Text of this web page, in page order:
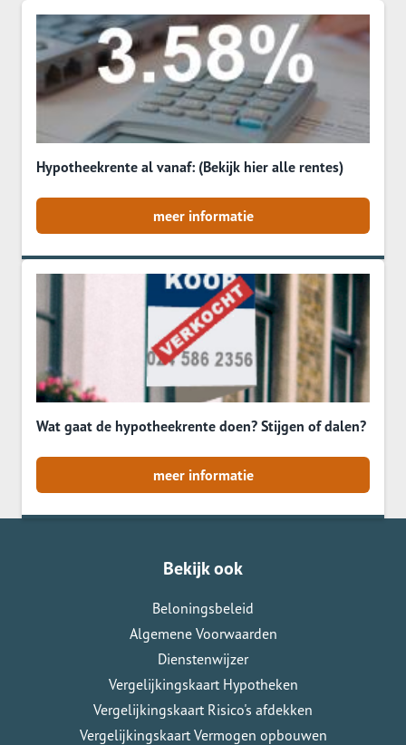
Hypotheekrente al vanaf: (Bekijk hier alle rentes)
meer informatie
Wat gaat de hypotheekrente doen? Stijgen of dalen?
meer informatie
Bekijk ook
Beloningsbeleid
Algemene Voorwaarden
Dienstenwijzer
Vergelijkingskaart Hypotheken
Vergelijkingskaart Risico's afdekken
Vergelijkingskaart Vermogen opbouwen